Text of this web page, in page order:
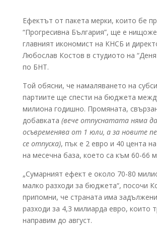
Ефектът от пакета мерки, които бе
“Прогресивна България”, ще е
главният икономист на КНСБ и
Любослав Костов в студиото на
по БНТ.
Той обясни, че намаляването на
партиите ще спести на бюджета
милиона годишно. Промяната,
добавката (вече отпуснатата няма
осъвременява от 1 юли, а за новите
се отпуска), пък е 2 евро и 40 цента
на месечна база, което са към 60-66
„Сумарният ефект е около 70-80
малко разходи за бюджета“, посочи
припомни, че страната има
разходи за 4,3 милиарда евро, които
направим до август.